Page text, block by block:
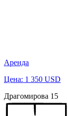
Аренда
Цена: 1 350 USD
Драгомирова 15